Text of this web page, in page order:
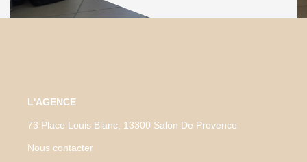
L'AGENCE
73 Place Louis Blanc, 13300 Salon De Provence
Nous contacter